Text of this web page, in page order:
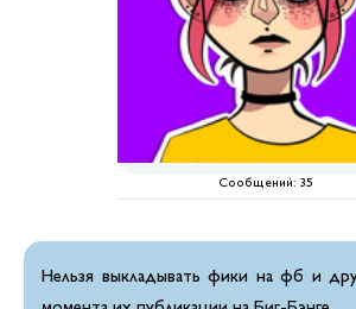
Сообщений: 35
Нельзя выкладывать фики на фб и